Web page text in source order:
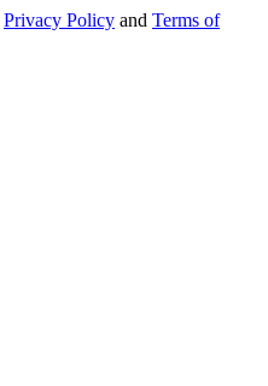
Privacy Policy and Terms of